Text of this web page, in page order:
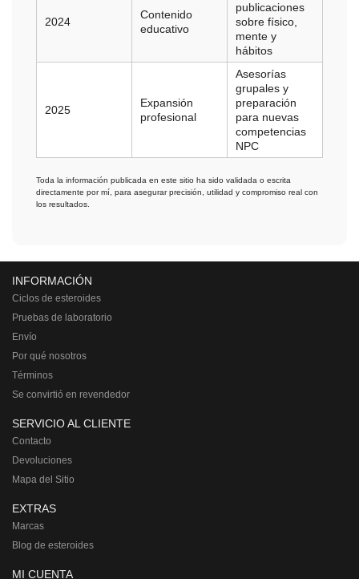
2024
Contenido
educativo
publicaciones
sobre físico,
mente y
hábitos
2025
Expansión
profesional
Asesorías
grupales y
preparación
para nuevas
competencias
NPC
Toda la información publicada en este sitio ha sido validada o escrita
directamente por mí, para asegurar precisión, utilidad y compromiso real con
los resultados.
INFORMACIÓN
Ciclos de esteroides
Pruebas de laboratorio
Envío
Por qué nosotros
Términos
Se convirtió en revendedor
SERVICIO AL CLIENTE
Contacto
Devoluciones
Mapa del Sitio
EXTRAS
Marcas
Blog de esteroides
MI CUENTA